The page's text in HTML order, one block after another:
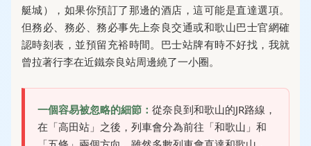
艇城），如果你預訂了那邊的酒店，這可能是直達選項。
但務必、務必、務必事先上奈良交通或和歌山巴士官網確
認時刻表，並預留充裕時間。巴士站牌有時不好找，我就
曾拉著行李在近鐵奈良站周邊繞了一小圈。
一個容易被忽略的細節： 從奈良到和歌山的JR路線，
在「高田站」之後，列車會分為前往「和歌山」和